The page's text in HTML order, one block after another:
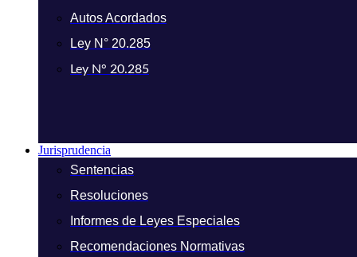
Autos Acordados
Ley N° 20.285
Ley N° 20.285
Jurisprudencia
Sentencias
Resoluciones
Informes de Leyes Especiales
Recomendaciones Normativas